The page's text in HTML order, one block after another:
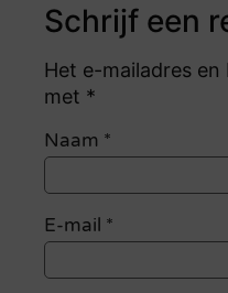
Schrijf een
Het e-mailadres
met *
Naam *
E-mail *